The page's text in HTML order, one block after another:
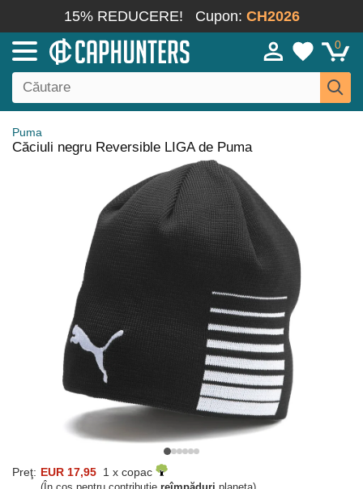
15% REDUCERE! Cupon: CH2026
0
Puma
Căciuli negru Reversible LIGA de Puma
Preţ: EUR 17,95 1 x copac